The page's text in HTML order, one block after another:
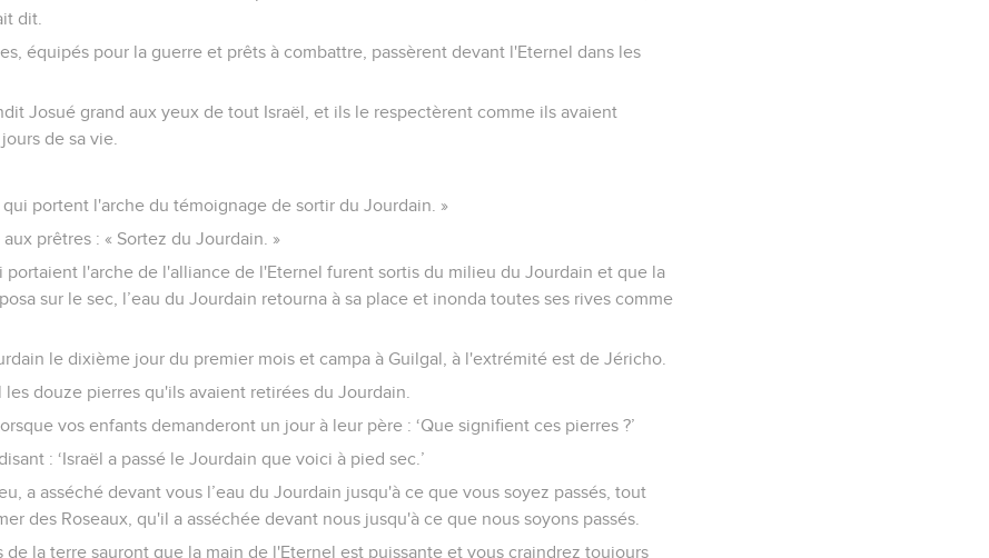
dit.
équipés pour la guerre et prêts à combattre, passèrent devant l'Eternel dans les
Josué grand aux yeux de tout Israël, et ils le respectèrent comme ils avaient
de sa vie.
portent l'arche du témoignage de sortir du Jourdain. »
prêtres : « Sortez du Jourdain. »
portaient l'arche de l'alliance de l'Eternel furent sortis du milieu du Jourdain et que la
sur le sec, l’eau du Jourdain retourna à sa place et inonda toutes ses rives comme
le dixième jour du premier mois et campa à Guilgal, à l'extrémité est de Jéricho.
les douze pierres qu'ils avaient retirées du Jourdain.
vos enfants demanderont un jour à leur père : ‘Que signifient ces pierres ?’
: ‘Israël a passé le Jourdain que voici à pied sec.’
a asséché devant vous l’eau du Jourdain jusqu'à ce que vous soyez passés, tout
des Roseaux, qu'il a asséchée devant nous jusqu'à ce que nous soyons passés.
de la terre sauront que la main de l'Eternel est puissante et vous craindrez toujours